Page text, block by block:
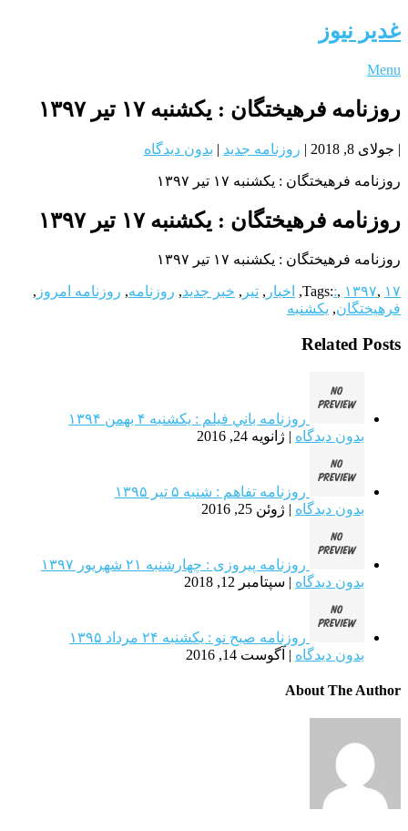
غدیر نیوز
Menu
روزنامه فرهیختگان : یکشنبه‌ ۱۷ تیر ۱۳۹۷
| جولای 8, 2018 | روزنامه جدید | بدون دیدگاه
روزنامه فرهیختگان : یکشنبه‌ ۱۷ تیر ۱۳۹۷
روزنامه فرهیختگان : یکشنبه‌ ۱۷ تیر ۱۳۹۷
روزنامه فرهیختگان : یکشنبه‌ ۱۷ تیر ۱۳۹۷
Tags::, ۱۳۹۷, ۱۷ , اخبار , تیر , خبر جدید, روزنامه, روزنامه امروز ,
فرهیختگان, یکشنبه‌
Related Posts
روزنامه باني فيلم : یکشنبه‌ ۴ بهمن ۱۳۹۴
بدون دیدگاه | ژانویه 24, 2016
روزنامه تفاهم : شنبه ۵ تیر ۱۳۹۵
بدون دیدگاه | ژوئن 25, 2016
روزنامه پیروزی : چهارشنبه ۲۱ شهريور ۱۳۹۷
بدون دیدگاه | سپتامبر 12, 2018
روزنامه صبح نو : یکشنبه‌ ۲۴ مرداد ۱۳۹۵
بدون دیدگاه | آگوست 14, 2016
About The Author